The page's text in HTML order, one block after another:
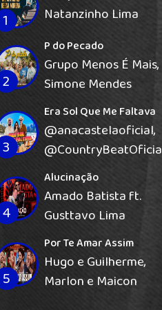
1 Natanzinho Lima
2
P do Pecado
Grupo Menos É Mais,
Simone Mendes
3
Era Sol Que Me Faltava
‪@anacastelaoficial‬,
‪@CountryBeatOficial‬
4
Alucinação
Amado Batista ft.
Gusttavo Lima
5
Por Te Amar Assim
Hugo e Guilherme,
Marlon e Maicon